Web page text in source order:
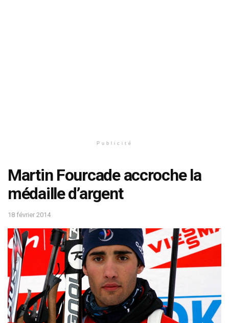
Publicité
Martin Fourcade accroche la
médaille d’argent
18 février 2014